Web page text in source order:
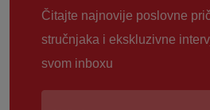
Čitajte najnovije poslovne
stručnjaka i ekskluzivne
svom inboxu